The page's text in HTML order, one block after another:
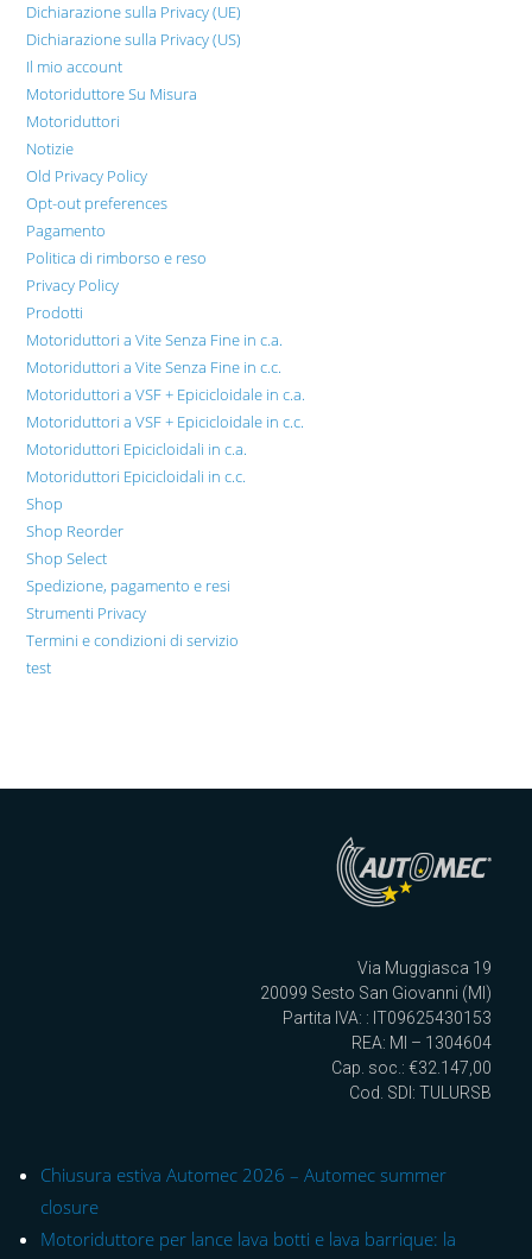
Dichiarazione sulla Privacy (UE)
Dichiarazione sulla Privacy (US)
Il mio account
Motoriduttore Su Misura
Motoriduttori
Notizie
Old Privacy Policy
Opt-out preferences
Pagamento
Politica di rimborso e reso
Privacy Policy
Prodotti
Motoriduttori a Vite Senza Fine in c.a.
Motoriduttori a Vite Senza Fine in c.c.
Motoriduttori a VSF + Epicicloidale in c.a.
Motoriduttori a VSF + Epicicloidale in c.c.
Motoriduttori Epicicloidali in c.a.
Motoriduttori Epicicloidali in c.c.
Shop
Shop Reorder
Shop Select
Spedizione, pagamento e resi
Strumenti Privacy
Termini e condizioni di servizio
test
Via Muggiasca 19
20099 Sesto San Giovanni (MI)
Partita IVA: : IT09625430153
REA: MI – 1304604
Cap. soc.: €32.147,00
Cod. SDI: TULURSB
Chiusura estiva Automec 2026 – Automec summer
closure
Motoriduttore per lance lava botti e lava barrique: la